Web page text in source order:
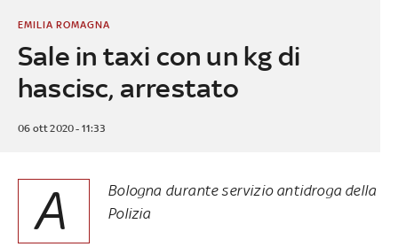
Sale in taxi con un kg di
hascisc, arrestato
EMILIA ROMAGNA
06 ott 2020 - 11:33
A
Bologna durante servizio antidroga della
Polizia